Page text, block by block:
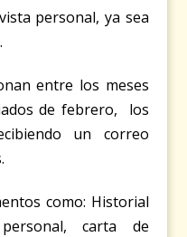
personal, ya sea
entre los meses
de febrero, los
un correo
como: Historial
personal, carta de